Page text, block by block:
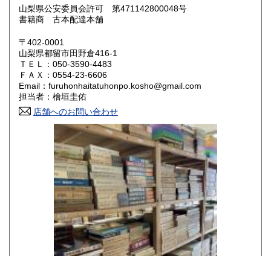
鳥取県 800円 島根県
岡山県
山口県 800円
香川県 800円 愛媛県
高知県 800円
800円 長崎県
800円 大分県
800円 鹿児島県
1,500円
山梨県公安委員会許可 第471142800048号
書籍商 古本配達本舗
〒402-0001
山梨県都留市田野倉416-1
ＴＥＬ：050-3590-4483
ＦＡＸ：0554-23-6606
Email：furuhonhaitatuhonpo.kosho@gmail.com
担当者：檜垣圭佑
店舗へのお問い合わせ